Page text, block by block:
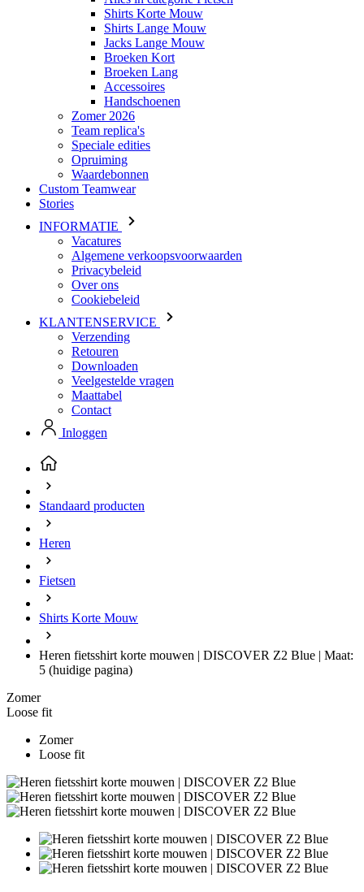
Shirts Korte Mouw
Shirts Lange Mouw
Jacks Lange Mouw
Broeken Kort
Broeken Lang
Accessoires
Handschoenen
Zomer 2026
Team replica's
Speciale edities
Opruiming
Waardebonnen
Custom Teamwear
Stories
INFORMATIE
Vacatures
Algemene verkoopsvoorwaarden
Privacybeleid
Over ons
Cookiebeleid
KLANTENSERVICE
Verzending
Retouren
Downloaden
Veelgestelde vragen
Maattabel
Contact
Inloggen
Standaard producten
Heren
Fietsen
Shirts Korte Mouw
Heren fietsshirt korte mouwen | DISCOVER Z2 Blue | Maat:
5 (huidige pagina)
Zomer
Loose fit
Zomer
Loose fit